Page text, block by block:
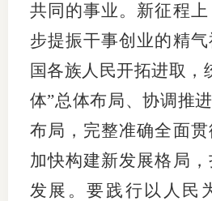
共同的事业。新征程
步提振干事创业的精
国各族人民开拓进取，
体”总体布局、协调推
布局，完整准确全面贯
加快构建新发展格局
发展。要践行以人民